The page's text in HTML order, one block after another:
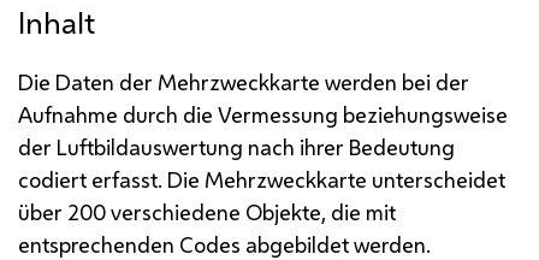
Inhalt
Die Daten der Mehrzweckkarte werden bei der
Aufnahme durch die Vermessung beziehungsweise
der Luftbildauswertung nach ihrer Bedeutung
codiert erfasst. Die Mehrzweckkarte unterscheidet
über 200 verschiedene Objekte, die mit
entsprechenden Codes abgebildet werden.